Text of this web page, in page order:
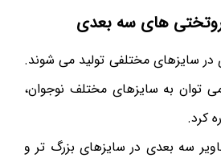
های سه بعدی
سایزهای مختلفی تولید می شوند.
توان به سایزهای مختلف نوجوان،
کرد.
سه بعدی در سایزهای بزرگ تر و